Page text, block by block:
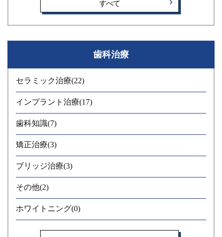
すべて
歯科治療
セラミック治療(22)
インプラント治療(17)
歯科知識(7)
矯正治療(3)
ブリッジ治療(3)
その他(2)
ホワイトニング(0)